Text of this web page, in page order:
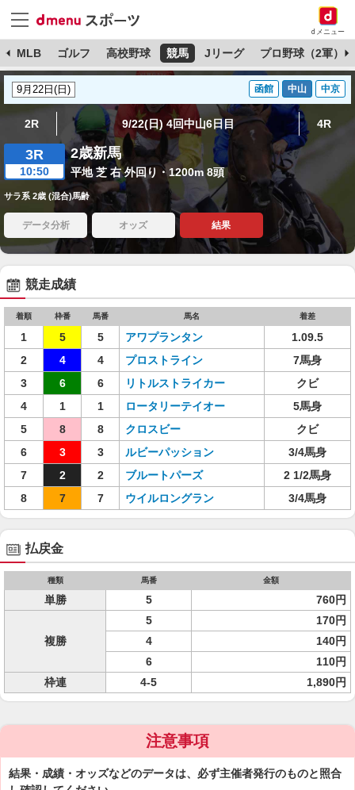
dメニュー
MLB ゴルフ 高校野球 競馬 Jリーグ プロ野球（2軍）
函館 中山 中京
2R 9/22(日) 4回中山6日目 4R
3R
10:50
2歳新馬
平地 芝 右 外回り・1200m 8頭
サラ系 2歳 (混合)馬齢
データ分析 オッズ 結果
競走成績
着順 枠番 馬番 馬名 着差
1 5 5 アワプランタン
1.09.5
2
4 4 プロストライン
7馬身
3
6 6 リトルストライカー
クビ
4
1 1 ロータリーテイオー
5馬身
5
8 8 クロスビー
クビ
6
3 3 ルビーパッション
3/4馬身
7
2 2 ブルートパーズ
2 1/2馬身
8
7 7 ウイルロングラン 3/4馬身
払戻金
種類 馬番 金額
単勝 5 760円
複勝
5
170円
4
140円
6
110円
枠連
4-5 1,890円
注意事項
結果・成績・オッズなどのデータは、必ず主催者発行のものと照合